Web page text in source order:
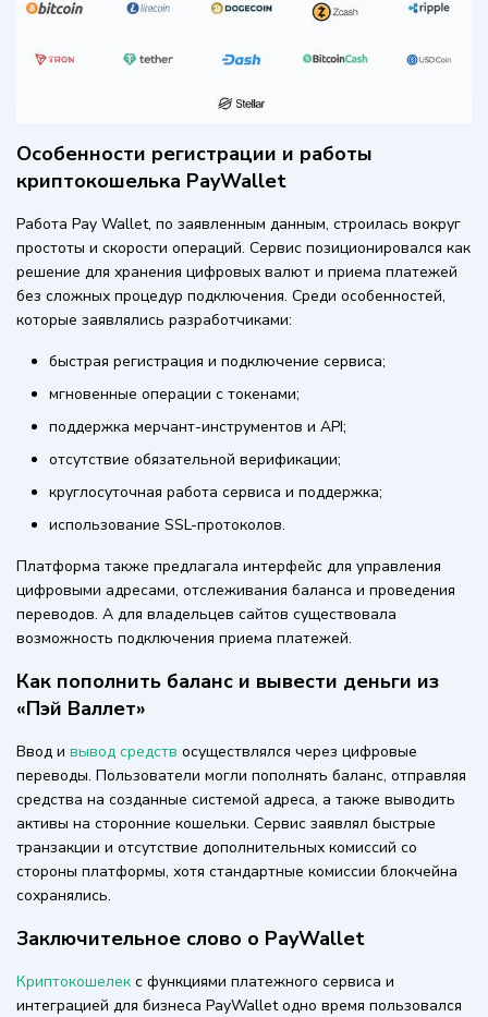
Особенности регистрации и работы
криптокошелька PayWallet
Работа Pay Wallet, по заявленным данным, строилась вокруг
простоты и скорости операций. Сервис позиционировался как
решение для хранения цифровых валют и приема платежей
без сложных процедур подключения. Среди особенностей,
которые заявлялись разработчиками:
быстрая регистрация и подключение сервиса;
мгновенные операции с токенами;
поддержка мерчант-инструментов и API;
отсутствие обязательной верификации;
круглосуточная работа сервиса и поддержка;
использование SSL-протоколов.
Платформа также предлагала интерфейс для управления
цифровыми адресами, отслеживания баланса и проведения
переводов. А для владельцев сайтов существовала
возможность подключения приема платежей.
Как пополнить баланс и вывести деньги из
«Пэй Валлет»
Ввод и вывод средств осуществлялся через цифровые
переводы. Пользователи могли пополнять баланс, отправляя
средства на созданные системой адреса, а также выводить
активы на сторонние кошельки. Сервис заявлял быстрые
транзакции и отсутствие дополнительных комиссий со
стороны платформы, хотя стандартные комиссии блокчейна
сохранялись.
Заключительное слово о PayWallet
Криптокошелек с функциями платежного сервиса и
интеграцией для бизнеса PayWallet одно время пользовался